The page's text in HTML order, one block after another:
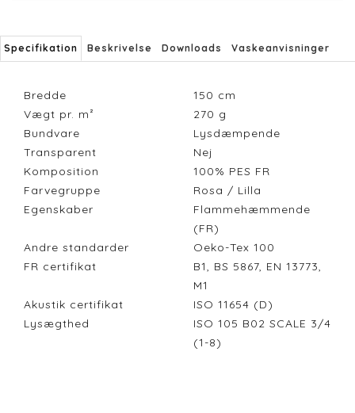
Specifikation Beskrivelse Downloads Vaskeanvisninger
Bredde 150 cm
Vægt pr. m²
270 g
Bundvare
Lysdæmpende
Transparent
Nej
Komposition
100% PES FR
Farvegruppe
Rosa / Lilla
Egenskaber
Flammehæmmende
(FR)
Andre standarder
Oeko-Tex 100
FR certifikat
B1, BS 5867, EN 13773,
M1
Akustik certifikat
ISO 11654 (D)
Lysægthed
ISO 105 B02 SCALE 3/4
(1-8)